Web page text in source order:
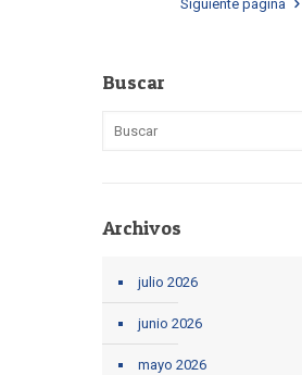
Siguiente página
Buscar
Archivos
julio 2026
junio 2026
mayo 2026